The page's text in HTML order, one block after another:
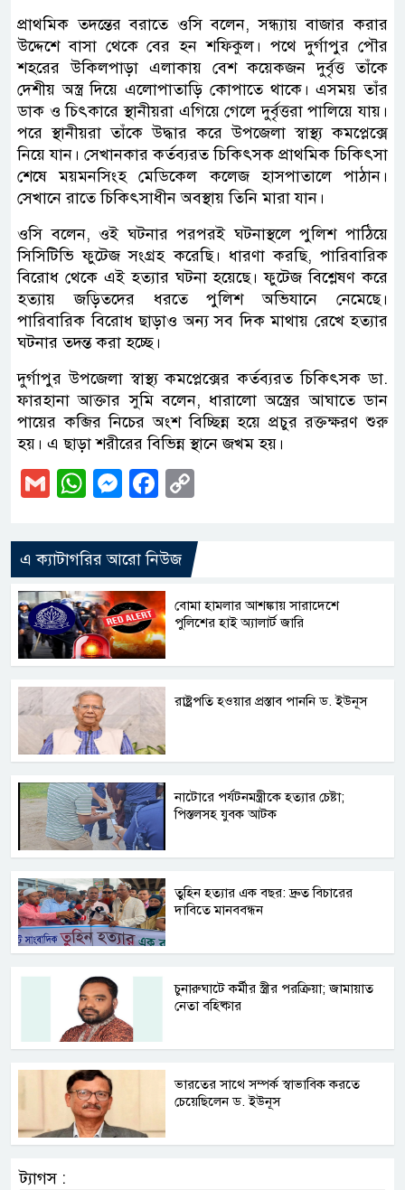
প্রাথমিক তদন্তের বরাতে ওসি বলেন, সন্ধ্যায় বাজার করার
উদ্দেশে বাসা থেকে বের হন শফিকুল। পথে দুর্গাপুর পৌর
শহরের উকিলপাড়া এলাকায় বেশ কয়েকজন দুর্বৃত্ত তাঁকে
দেশীয় অস্ত্র দিয়ে এলোপাতাড়ি কোপাতে থাকে। এসময় তাঁর
ডাক ও চিৎকারে স্থানীয়রা এগিয়ে গেলে দুর্বৃত্তরা পালিয়ে যায়।
পরে স্থানীয়রা তাঁকে উদ্ধার করে উপজেলা স্বাস্থ্য কমপ্লেক্সে
নিয়ে যান। সেখানকার কর্তব্যরত চিকিৎসক প্রাথমিক চিকিৎসা
শেষে ময়মনসিংহ মেডিকেল কলেজ হাসপাতালে পাঠান।
সেখানে রাতে চিকিৎসাধীন অবস্থায় তিনি মারা যান।
ওসি বলেন, ওই ঘটনার পরপরই ঘটনাস্থলে পুলিশ পাঠিয়ে
সিসিটিভি ফুটেজ সংগ্রহ করেছি। ধারণা করছি, পারিবারিক
বিরোধ থেকে এই হত্যার ঘটনা হয়েছে। ফুটেজ বিশ্লেষণ করে
হত্যায় জড়িতদের ধরতে পুলিশ অভিযানে নেমেছে।
পারিবারিক বিরোধ ছাড়াও অন্য সব দিক মাথায় রেখে হত্যার
ঘটনার তদন্ত করা হচ্ছে।
দুর্গাপুর উপজেলা স্বাস্থ্য কমপ্লেক্সের কর্তব্যরত চিকিৎসক ডা.
ফারহানা আক্তার সুমি বলেন, ধারালো অস্ত্রের আঘাতে ডান
পায়ের কব্জির নিচের অংশ বিচ্ছিন্ন হয়ে প্রচুর রক্তক্ষরণ শুরু
হয়। এ ছাড়া শরীরের বিভিন্ন স্থানে জখম হয়।
GmailWhatsApp
Messenger
Facebook
এ ক্যাটাগরির আরো নিউজ
বোমা হামলার আশঙ্কায় সারাদেশে
পুলিশের হাই অ্যালার্ট জারি
রাষ্ট্রপতি হওয়ার প্রস্তাব পাননি ড. ইউনূস
নাটোরে পর্যটনমন্ত্রীকে হত্যার চেষ্টা;
পিস্তলসহ যুবক আটক
তুহিন হত্যার এক বছর: দ্রুত বিচারের
দাবিতে মানববন্ধন
চুনারুঘাটে কর্মীর স্ত্রীর পরক্রিয়া; জামায়াত
নেতা বহিষ্কার
ভারতের সাথে সম্পর্ক স্বাভাবিক করতে
চেয়েছিলেন ড. ইউনূস
ট্যাগস :